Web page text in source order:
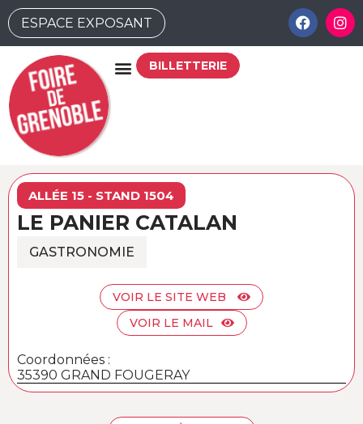
ESPACE EXPOSANT
BILLETTERIE
ALLÉE 15 - STAND 1504
LE PANIER CATALAN
GASTRONOMIE
VOIR LE SITE WEB
VOIR LE MAIL
Coordonnées :
35390 GRAND FOUGERAY